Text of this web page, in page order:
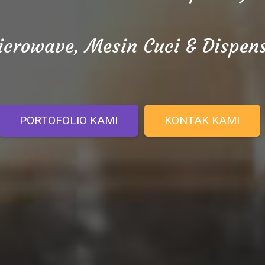
Mesin Cuci &
PORTOFOLIO KAMI KONTAK KAMI